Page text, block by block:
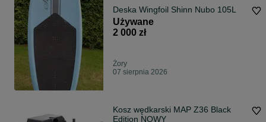
Deska Wingfoil Shinn Nubo 105L
Używane
2 000 zł
Żory
07 sierpnia 2026
Kosz wędkarski MAP Z36 Black
Edition NOWY